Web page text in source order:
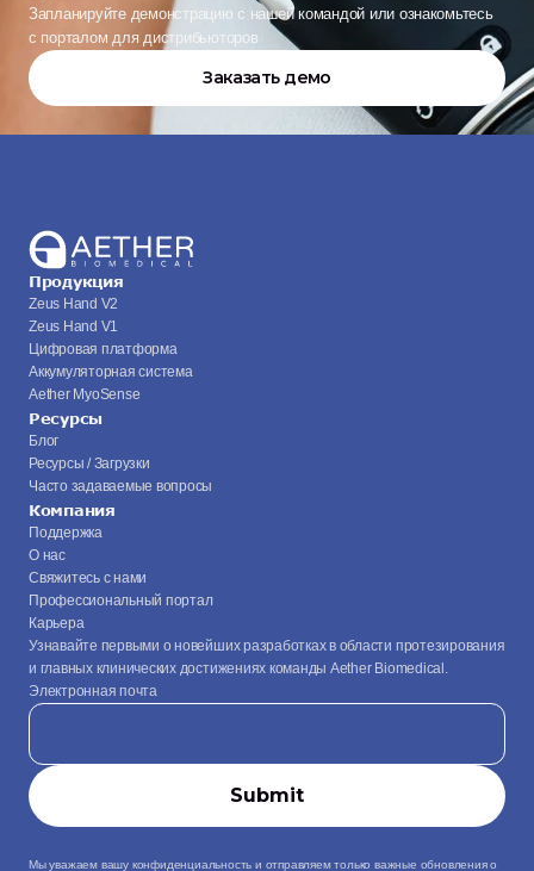
Запланируйте демонстрацию с нашей командой или ознакомьтесь
с порталом для дистрибьюторов
Заказать демо
Продукция
Zeus Hand V2
Zeus Hand V1
Цифровая платформа
Аккумуляторная система
Aether MyoSense
Ресурсы
Блог
Ресурсы / Загрузки
Часто задаваемые вопросы
Компания
Поддержка
О нас
Свяжитесь с нами
Профессиональный портал
Карьера
Узнавайте первыми о новейших разработках в области протезирования
и главных клинических достижениях команды Aether Biomedical.
Электронная почта
Мы уважаем вашу конфиденциальность и отправляем только важные обновления о